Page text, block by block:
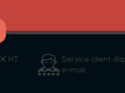
HT
Service client
e-mail